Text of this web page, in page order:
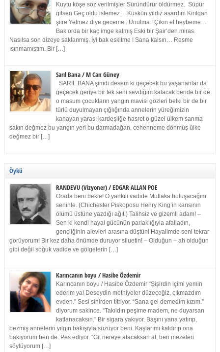
Kuytu köşe söz verilmişler Süründürür öldürmez. Süpür
gitsen Geç oldu istemez… Küskün yıldız asardım Kırılgan
şiire Yetmez diye geceme.. Unutma ! Çıkın et heybeme…
Bak orda bir kaç imge kalmış Eski bir Şair’den miras.
Nasılsa son dizeye saklanmış. İyi bak eskitme ! Sana kalsın… Resme
ısınmamıştım. Bir […]
Sarıl Bana / M Can Güney
SARIL BANA şimdi desem ki geçecek bu yaşananlar da
geçecek geriye bir tek seni sevdiğim kalacak bende bir de
o masum çocukların yangın mavisi gözleri belki bir de bir
türlü duyulmayan çığlığında annelerin yüreğimizin
kanayan yarası kardeşliğe hasret o güzel ülkem sanma
sakın değmez bu yangın yeri bu darmadağan, cehenneme dönmüş ülke
değmez bir […]
Öykü
RANDEVU (Vizyoner) / EDGAR ALLAN POE
Orada beni bekle! O yankılı vadide Mutlaka buluşacağım
seninle. (Chichester Piskoposu Henry King’in karısının
ölümü üstüne yazdığı ağıt.) Talihsiz ve gizemli adam! –
Sen ki kendi hayal gücünün parlaklığıyla afalladın,
gençliğinin alevleri arasına düştün! Hayalimde seni tekrar
görüyorum! Bir kez daha önümde duruyor siluetin! – Olduğun – ah olduğun
gibi değil soğuk vadide ve gölgelerin […]
Karıncanın boyu / Hasibe Özdemir
Karıncanın boyu / Hasibe Özdemir “Şişirdin içimi yemin
ederim ya! Deseydin methiyeler düzeceğiz, çıkmazdım
evden.” Sesi sinirden titriyor. “Sana gel demedim kızım.”
diyorum sakince. “Takıldın peşime madem, ne duyarsan
katlanacaksın.” Bir sigara yakıyor. Başını yana yatırıp,
bezmiş annelerin yılgın bakışıyla süzüyor beni. Kaşlarımı kaldırıp ona
bakıyorum ben de. Pes ediyor. “Git nereye atacaksan at, ben mezeleri
söylüyorum […]